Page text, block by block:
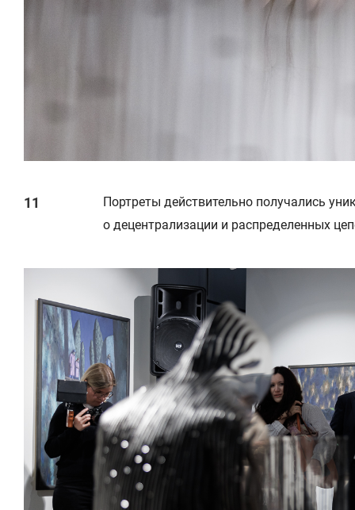
Портреты действительно получались
о децентрализации и распределенных